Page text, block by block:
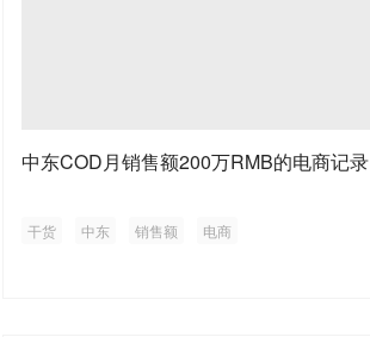
中东COD月销售额200万RMB的电商记录
干货 中东 销售额 电商